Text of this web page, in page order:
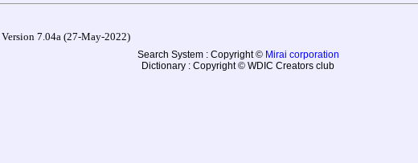
7.04a (27-May-2022)
Search System : Copyright © Mirai corporation
Dictionary : Copyright © WDIC Creators club